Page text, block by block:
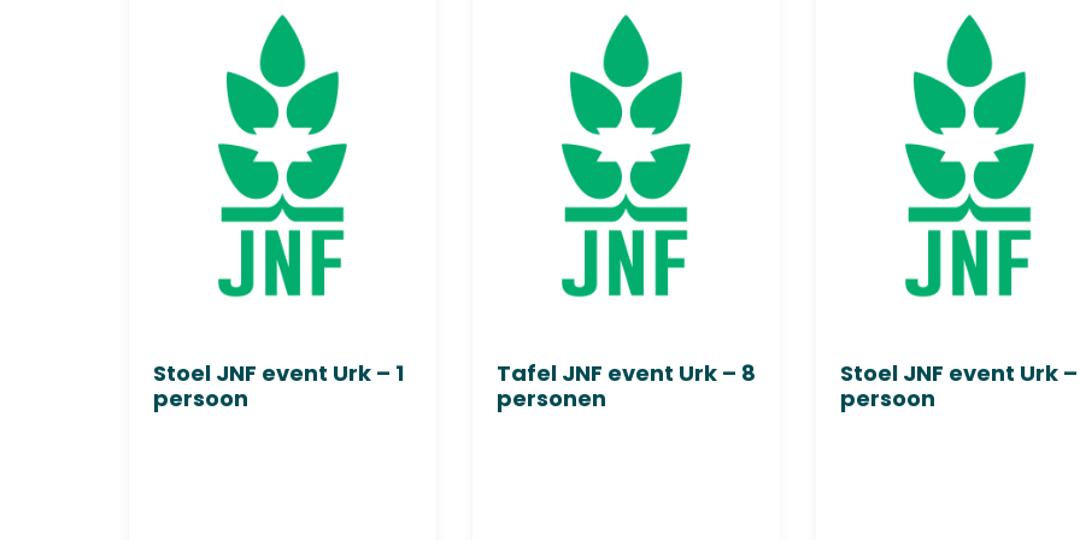
Stoel JNF event Urk – 1
persoon
Tafel JNF event Urk – 8
personen
Stoel JNF event Urk –
persoon